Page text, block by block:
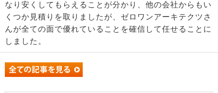
なり安くしてもらえることが分かり、他の会社からもい
くつか見積りを取りましたが、ゼロワンアーキテクツさ
んが全ての面で優れていることを確信して任せることに
しました。